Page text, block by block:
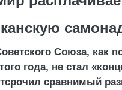
Союза, как
года, не стал
сравнимый